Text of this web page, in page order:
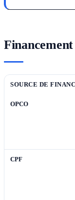
SOURCE DE
OPCO
CPF